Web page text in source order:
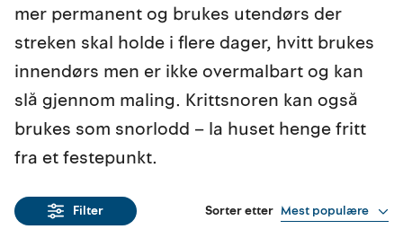
mer permanent og brukes utendørs der
streken skal holde i flere dager, hvitt brukes
innendørs men er ikke overmalbart og kan
slå gjennom maling. Krittsnoren kan også
brukes som snorlodd – la huset henge fritt
fra et festepunkt.
Filter Sorter etter Mest populære